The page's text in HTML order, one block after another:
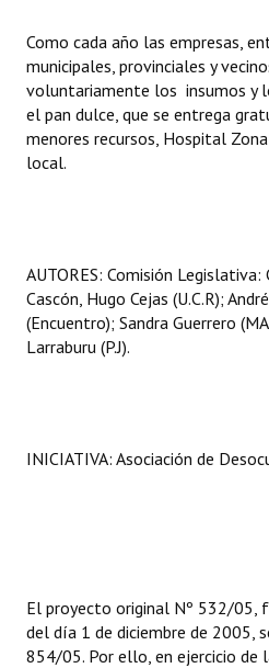
Audiencias Públicas - Registro
Mujeres que Dejaron Huellas -
Periodistas Decanos - Registro
Huéspedes de Honor - Registro
Antiguos Pobladores - Registro
Entrega de distinciones
Como cada año las empresas,
municipales, provinciales y
voluntariamente los insumos y
el pan dulce, que se entrega
menores recursos, Hospital
local.
AUTORES: Comisión
Cascón, Hugo Cejas (U.C.R);
(Encuentro); Sandra Guerrero
Larraburu (P.J).
INICIATIVA: Asociación de
El proyecto original Nº 532/05,
del día 1 de diciembre de 2005,
854/05. Por ello, en ejercicio de